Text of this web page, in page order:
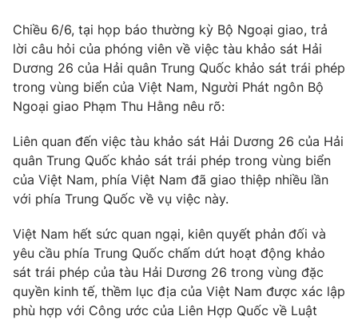
Thị trường
Tư vấn
Lịch phát sóng
Chuyên mục khác
Photo Infographic
VTV Money VTV Thể thao
VTV Sức khoẻ Bất động sản
Chiều 6/6, tại họp báo thường kỳ Bộ Ngoại giao, trả
lời câu hỏi của phóng viên về việc tàu khảo sát Hải
Dương 26 của Hải quân Trung Quốc khảo sát trái phép
trong vùng biển của Việt Nam, Người Phát ngôn Bộ
Ngoại giao Phạm Thu Hằng nêu rõ:
Liên quan đến việc tàu khảo sát Hải Dương 26 của Hải
quân Trung Quốc khảo sát trái phép trong vùng biển
của Việt Nam, phía Việt Nam đã giao thiệp nhiều lần
với phía Trung Quốc về vụ việc này.
Việt Nam hết sức quan ngại, kiên quyết phản đối và
yêu cầu phía Trung Quốc chấm dứt hoạt động khảo
sát trái phép của tàu Hải Dương 26 trong vùng đặc
quyền kinh tế, thềm lục địa của Việt Nam được xác lập
phù hợp với Công ước của Liên Hợp Quốc về Luật